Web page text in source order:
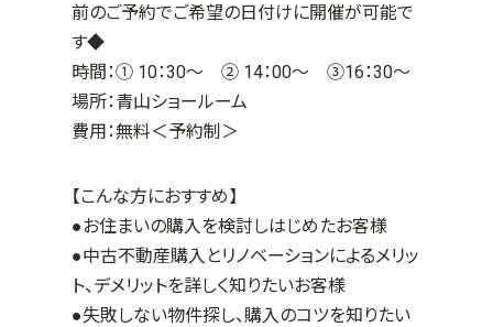
前のご予約でご希望の日付けに開催が可能で
す◆
時間：① 10：30～ ② 14：00～ ③16：30～
場所：青山ショールーム
費用：無料＜予約制＞
【こんな方におすすめ】
●お住まいの購入を検討しはじめたお客様
●中古不動産購入とリノベーションによるメリッ
ト、デメリットを詳しく知りたいお客様
●失敗しない物件探し、購入のコツを知りたい